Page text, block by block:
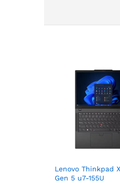
Lenovo Thinkpad
Gen 5 u7-155U